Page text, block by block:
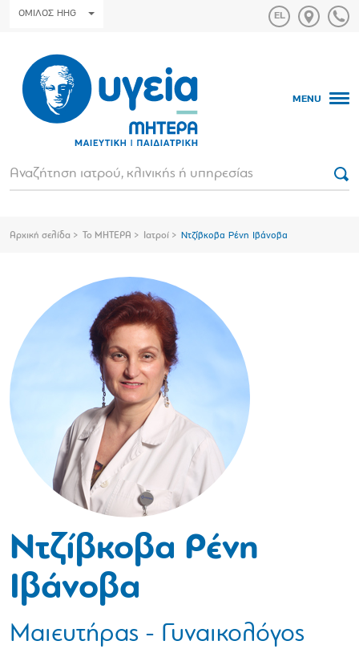
ΟΜΙΛΟΣ HHG
MENU
Αρχική σελίδα Το ΜΗΤΕΡΑ Ιατροί Ντζίβκοβα Ρένη Ιβάνοβα
Ντζίβκοβα Ρένη
Ιβάνοβα
Μαιευτήρας - Γυναικολόγος